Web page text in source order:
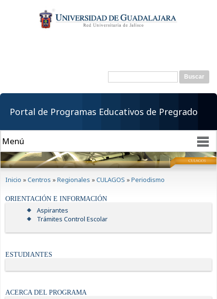
contenido
principal
Formulario de
Buscar
Portal de Programas Educativos de Pregrado
Inicio »Centros »Regionales »CULAGOS »Periodismo
ORIENTACIÓN E INFORMACIÓN
Aspirantes
Trámites Control Escolar
ESTUDIANTES
ACERCA DEL PROGRAMA